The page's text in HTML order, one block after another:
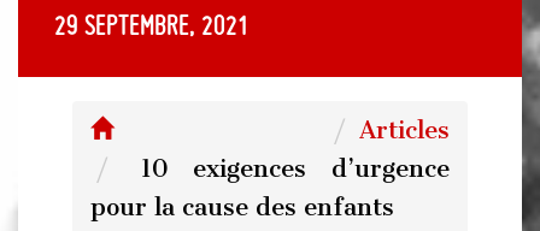
29 septembre, 2021
Articles
10 exigences d’urgence
pour la cause des enfants